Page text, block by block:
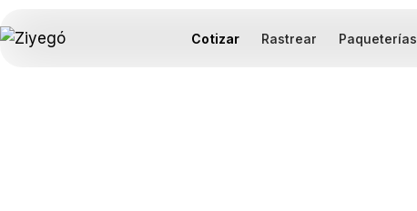
Cotizar Rastrear Paqueterías